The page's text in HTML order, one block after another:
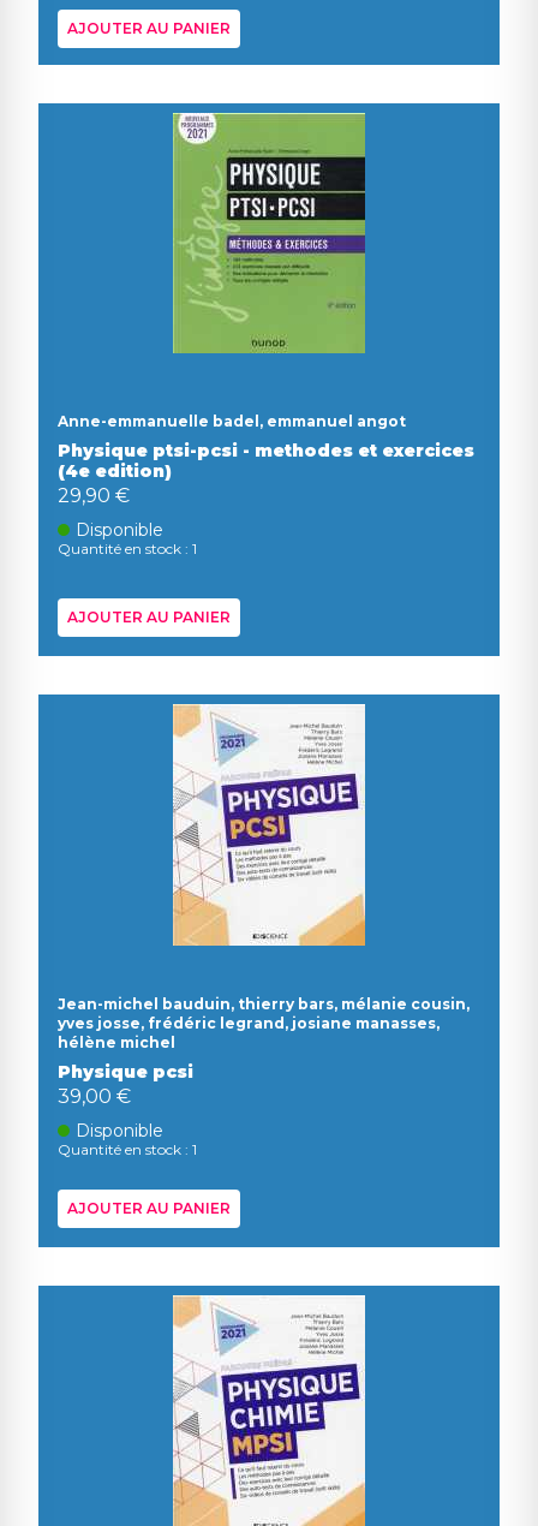
AJOUTER AU PANIER
Anne-emmanuelle badel, emmanuel angot
Physique ptsi-pcsi - methodes et exercices
(4e edition)
29,90 €
Disponible
Quantité en stock : 1
AJOUTER AU PANIER
Jean-michel bauduin, thierry bars, mélanie cousin,
yves josse, frédéric legrand, josiane manasses,
hélène michel
Physique pcsi
39,00 €
Disponible
Quantité en stock : 1
AJOUTER AU PANIER